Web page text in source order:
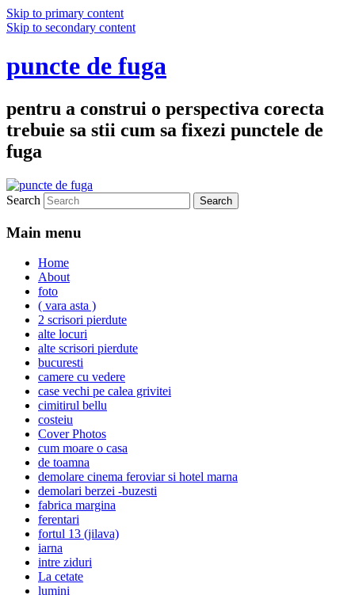
Skip to primary content
Skip to secondary content
puncte de fuga
pentru a construi o perspectiva corecta
trebuie sa stii cum sa fixezi punctele de
fuga
Search
Main menu
Home
About
foto
( vara asta )
2 scrisori pierdute
alte locuri
alte scrisori pierdute
bucuresti
camere cu vedere
case vechi pe calea grivitei
cimitirul bellu
costeiu
Cover Photos
cum moare o casa
de toamna
demolare cinema feroviar si hotel marna
demolari berzei -buzesti
fabrica margina
ferentari
fortul 13 (jilava)
iarna
intre ziduri
La cetate
lumini